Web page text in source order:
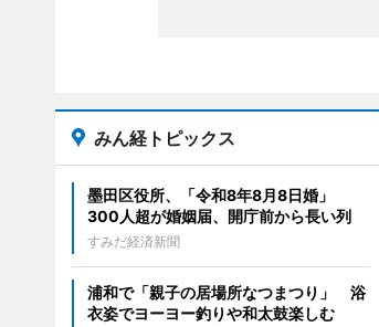
みん経トピックス
墨田区役所、「令和8年8月8日婚」
300人超が婚姻届、開庁前から長い列
すみだ経済新聞
浦和で「親子の居場所なつまつり」 浴
衣姿でヨーヨー釣りや和太鼓楽しむ